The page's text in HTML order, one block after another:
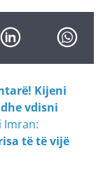
Kijeni
vdisni
Imran:
të të vijë